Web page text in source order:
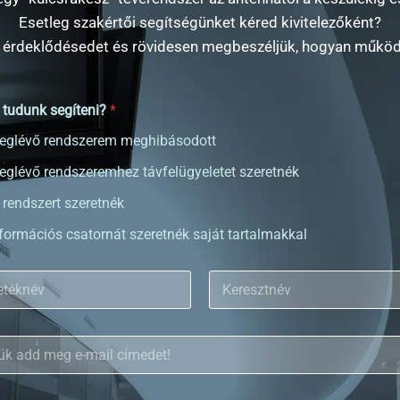
Esetleg szakértői segítségünket kéred kivitelezőként?
és rövidesen megbeszéljük, hogyan
tudunk segíteni?*
rendszerem meghibásodott
rendszeremhez távfelügyeletet szeretnék
rendszert szeretnék
csatornát szeretnék saját tartalmakkal
K
r
t